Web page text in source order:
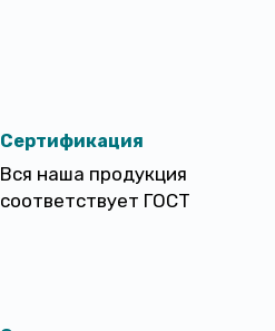
Сертификация
Вся наша продукция
соответствует ГОСТ